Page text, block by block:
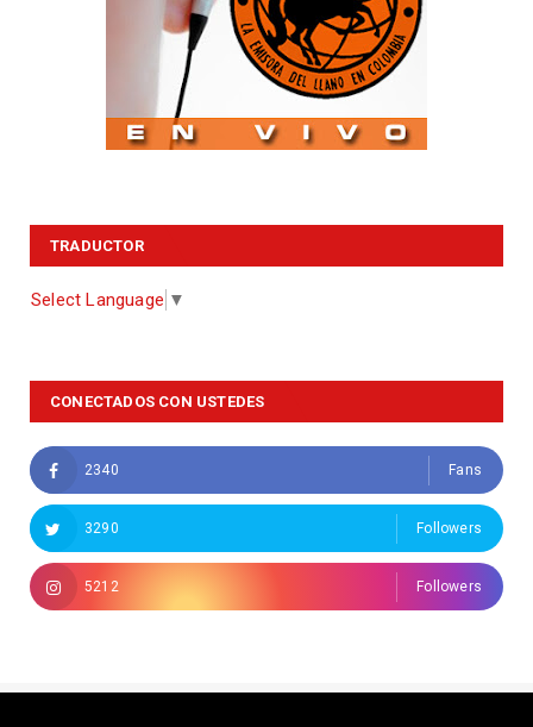
TRADUCTOR
Select Language ▼
CONECTADOS CON USTEDES
2340 Fans
3290 Followers
5212 Followers